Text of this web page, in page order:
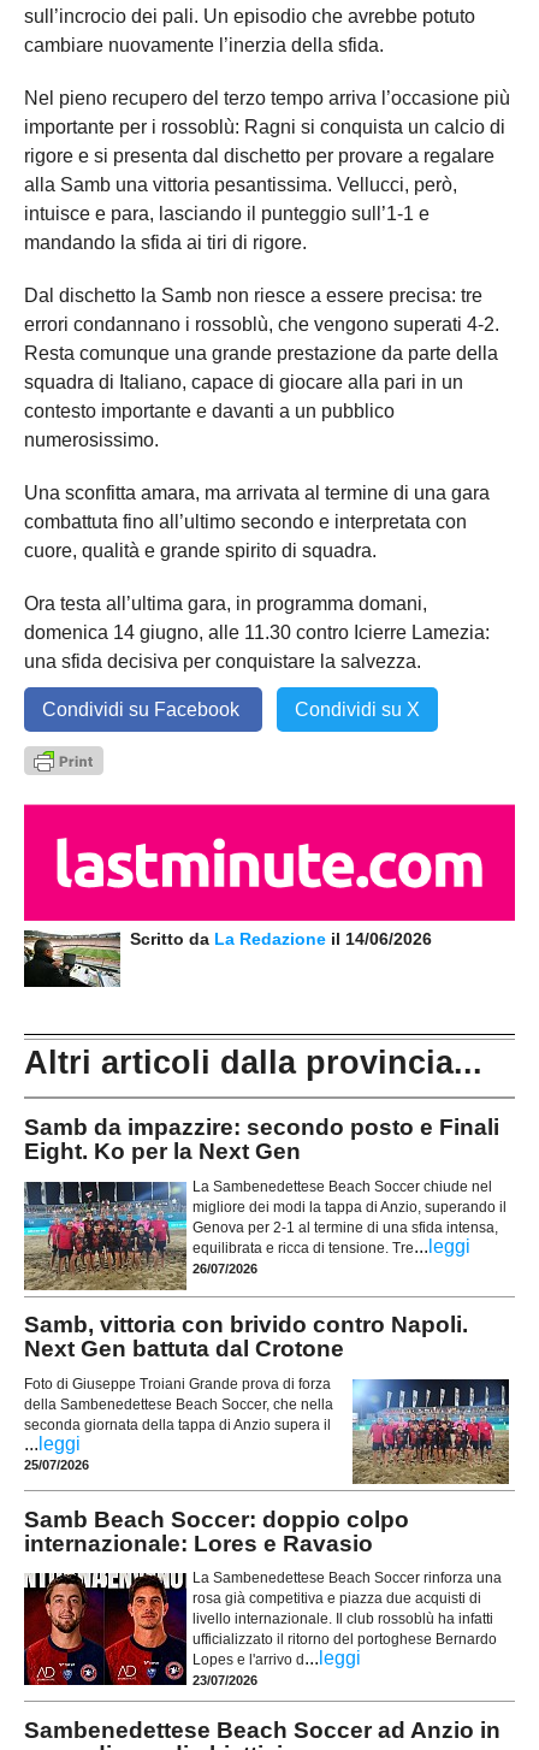
sull’incrocio dei pali. Un episodio che avrebbe potuto
cambiare nuovamente l’inerzia della sfida.
Nel pieno recupero del terzo tempo arriva l’occasione più
importante per i rossoblù: Ragni si conquista un calcio di
rigore e si presenta dal dischetto per provare a regalare
alla Samb una vittoria pesantissima. Vellucci, però,
intuisce e para, lasciando il punteggio sull’1-1 e
mandando la sfida ai tiri di rigore.
Dal dischetto la Samb non riesce a essere precisa: tre
errori condannano i rossoblù, che vengono superati 4-2.
Resta comunque una grande prestazione da parte della
squadra di Italiano, capace di giocare alla pari in un
contesto importante e davanti a un pubblico
numerosissimo.
Una sconfitta amara, ma arrivata al termine di una gara
combattuta fino all’ultimo secondo e interpretata con
cuore, qualità e grande spirito di squadra.
Ora testa all’ultima gara, in programma domani,
domenica 14 giugno, alle 11.30 contro Icierre Lamezia:
una sfida decisiva per conquistare la salvezza.
Condividi su Facebook Condividi su X
Scritto da La Redazione il 14/06/2026
Altri articoli dalla provincia...
Samb da impazzire: secondo posto e Finali
Eight. Ko per la Next Gen
La Sambenedettese Beach Soccer chiude nel
migliore dei modi la tappa di Anzio, superando il
Genova per 2-1 al termine di una sfida intensa,
equilibrata e ricca di tensione. Tre... leggi
26/07/2026
Samb, vittoria con brivido contro Napoli.
Next Gen battuta dal Crotone
Foto di Giuseppe Troiani Grande prova di forza
della Sambenedettese Beach Soccer, che nella
seconda giornata della tappa di Anzio supera il
... leggi
25/07/2026
Samb Beach Soccer: doppio colpo
internazionale: Lores e Ravasio
La Sambenedettese Beach Soccer rinforza una
rosa già competitiva e piazza due acquisti di
livello internazionale. Il club rossoblù ha infatti
ufficializzato il ritorno del portoghese Bernardo
Lopes e l'arrivo d ... leggi
23/07/2026
Sambenedettese Beach Soccer ad Anzio in